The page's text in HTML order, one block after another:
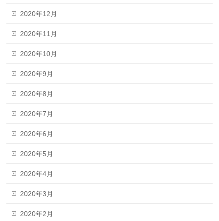
2020年12月
2020年11月
2020年10月
2020年9月
2020年8月
2020年7月
2020年6月
2020年5月
2020年4月
2020年3月
2020年2月